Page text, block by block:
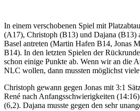
In einem verschobenen Spiel mit
(A17), Christoph (B13) und Dajana (B13)
Basel antreten (Martin Hafen B14, Jonas
B14). In den letzten Spielen der
schon einige Punkte ab. Wenn wir an die
NLC wollen, dann mussten möglichst
Christoph gewann gegen Jonas mit 3:1
René nach Anfangsschwierigkeiten
(6,2). Dajana musste gegen den sehr